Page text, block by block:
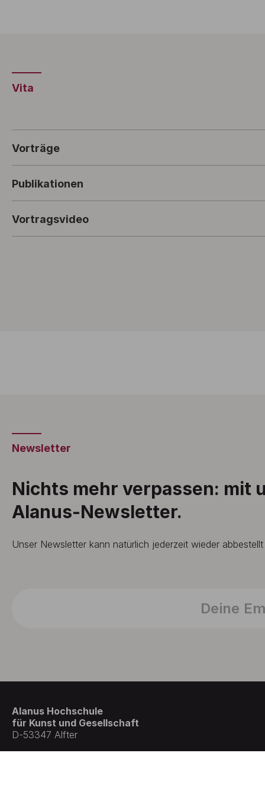
Vita
Vorträge
Publikationen
Vortragsvideo
Newsletter
Nichts mehr verpassen: mit
Alanus-Newsletter.
Unser Newsletter kann natürlich jederzeit wieder
Alanus Hochschule
für Kunst und Gesellschaft
D-53347 Alfter